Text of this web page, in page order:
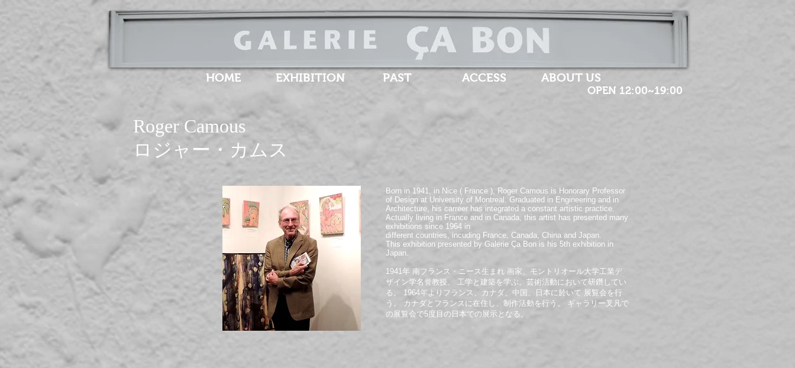
HOME EXHIBITION PAST ACCESS ABOUT US
OPEN 12:00~19:00
Roger Camous
​ロジャー・カムス
Born in 1941, in Nice ( France ), Roger Camous is Honorary Professor
of Design at University of Montreal. Graduated in Engineering and in
Architecture, his carreer has integrated a constant artistic practice.
Actually living in France and in Canada, this artist has presented many
exhibitions since 1964 in
different countries, incuding France, Canada, China and Japan.
This exhibition presented by Galerie Ça Bon is his 5th exhibition in
Japan.
1941年 南フランス・ニース生まれ 画家、モントリオール大学工業デ
ザイン学名誉教授、 工学と建築を学ぶ。芸術活動において研鑽してい
る。 1964年よりフランス、カナダ、中国、日本に於いて 展覧会を行
う。 カナダとフランスに在住し、制作活動を行う。 ギャラリー叉凡で
の展覧会で5度目の日本での展示となる。